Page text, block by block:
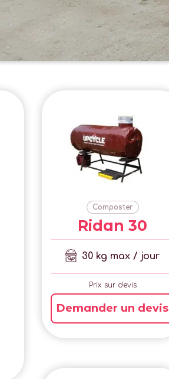
Composter
Ridan 30
30 kg max / jour
Prix sur devis
Demander un devis